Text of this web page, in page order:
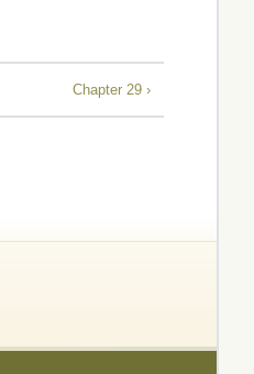
Chapter 29 ›